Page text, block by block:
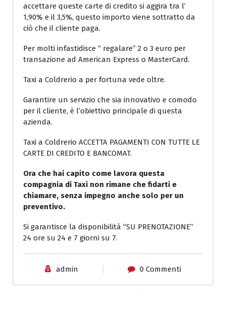
accettare queste carte di credito si aggira tra l’
1,90% e il 3,5%, questo importo viene sottratto da
ciò che il cliente paga.
Per molti infastidisce “ regalare” 2 o 3 euro per
transazione ad American Express o MasterCard.
Taxi a Coldrerio a per fortuna vede oltre.
Garantire un servizio che sia innovativo e comodo
per il cliente, è l’obiettivo principale di questa
azienda.
Taxi a Coldrerio ACCETTA PAGAMENTI CON TUTTE LE
CARTE DI CREDITO E BANCOMAT.
Ora che hai capito come lavora questa
compagnia di Taxi non rimane che fidarti e
chiamare, senza impegno anche solo per un
preventivo.
Si garantisce la disponibilità “SU PRENOTAZIONE”
24 ore su 24 e 7 giorni su 7.
admin 0 Commenti